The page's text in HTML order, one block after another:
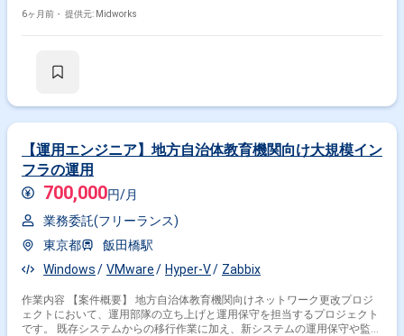
要件定義 ・Hyper-V環境におけるサーバ構築のための基本設計 ・詳細な設
6ヶ月前・ 提供元: Midworks
【運用エンジニア】地方自治体教育機関向け大規模イン
フラの運用
700,000円/月
業務委託(フリーランス)
東京都
飯田橋駅
Windows
VMware Hyper-V Zabbix
作業内容 【案件概要】 地方自治体教育機関向けネットワーク更改プロジ
ェクトにおいて、運用部隊の立ち上げと運用保守を担当するプロジェクト
です。 既存システムからの移行作業に加え、新システムの運用保守や監視